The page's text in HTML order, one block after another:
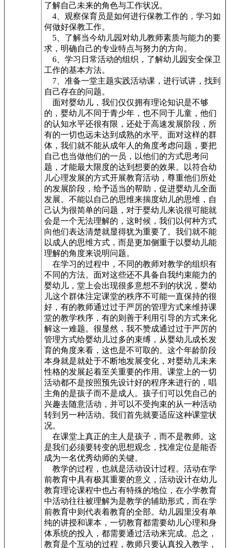
了解自己未来的角色与工作状况。
4、观察保育员是如何进行保教工作的，学习如
何做好保教工作。
5、了解当今幼儿园对幼儿教师素质与能力的要
求，明确自己的专业特点与努力的方向。
6、学习日常活动的组织，了解幼儿园安全保卫
工作的基本方法。
7、准备一堂主题实践活动课，进行试讲，找到
自己存在的问题。
面对婴幼儿，我们仅仅拥有理论知识是不够
的，婴幼儿不同于青少年，也不同于儿童，他们
的认知水平还很有限，还处于高速发展阶段，所
有的一切也远未达到成熟的水平。面对这样的群
体，我们就不能从成年人的角度考虑问题，要把
自己也当做他们的一员，以他们的方式思考问
题，才能最大限度的达到想要的效果。以符合幼
儿心理发展的方式开展教育活动，尊重他们所处
的发展阶段，给予适当的帮助，促进婴幼儿全面
发展。不能以自己的思维来揣度幼儿的思维，自
己认为很简单的问题，对于婴幼儿来说很可能就
会是一个无法理解的，这时候，我们以何种方式
向他们表达清楚就显得犹为重要了。我们就不能
以成人的思维方式，而是更加侧重于以婴幼儿能
理解的角度来说明问题。
在学习的过程中，不同的教师对教学的组织有
不同的方法。面对这些还不具备自我约束能力的
婴幼儿，堂上会出现很多意想不到的状况，婴幼
儿这个群体注定课堂的秩序不可能一直保持的很
好，有的教师通过过于严厉的管理方式来维持课
堂的教学秩序，有的则善于利用引导的方式来化
解这一难题。很显然，我不赞成通过过于严厉的
管理方式给婴幼儿过多的束缚，从婴幼儿成长发
育的角度来看，这也是不可取的。这个年龄阶段
本身就是就处于不断地发展变化，对婴幼儿未来
性格的发展起着至关重要的作用。课堂上的一切
活动都不是按照预先设计好的程序来进行的，唱
主角的是孩子而不是成人。孩子们可以凭自己的
兴趣去随意活动，并可以不受拘束的从一种活动
转到另一种活动。我们首先就要适应这种课堂状
况。
在课堂上真正的主人是孩子，而不是教师。这
是我们必须要转变的思想观念，找准定位是能否
成为一名优秀幼师的关键。
教学的过程，也就是活动设计过程。活动在学
前教育中具有极其重要的意义，活动设计在幼儿
教育理论课程中也占有特殊的地位，在小学教育
中活动往往被理解为是教学的辅助形式，而在学
前教育中则代表着教育的全部。幼儿园里没有单
纯的讲授和课本，一切教育都需要幼儿心理和身
体系统的投入，都需要通过活动来完成。总之，
教育是个互动的过程，教师只要认真投入教学，